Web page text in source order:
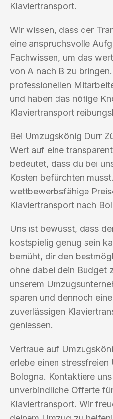
Klaviertransport.
Wir wissen, dass der
eine anspruchsvolle
Fachwissen, um das
von A nach B zu
professionellen
und haben das nötige
Klaviertransport
Bei Umzugskönig Durr
Wert auf eine
bedeutet, dass du bei
Kosten befürchten
wettbewerbsfähige
Klaviertransport nach
Uns ist bewusst, dass
kostspielig genug sein
bemüht, dir den
ohne dabei dein Budget
unserem
sparen und dennoch
zuverlässigen
geniessen.
Vertraue auf
erlebe einen
Bologna. Kontaktiere
unverbindliche Offerte
Klaviertransport. Wir